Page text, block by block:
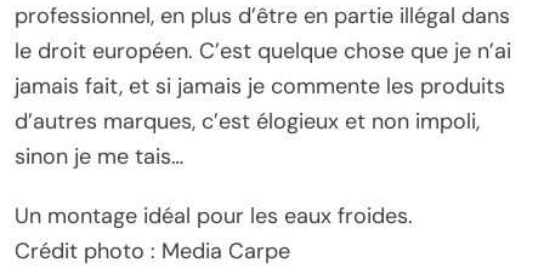
professionnel, en plus d’être en partie illégal dans
le droit européen. C’est quelque chose que je n’ai
jamais fait, et si jamais je commente les produits
d’autres marques, c’est élogieux et non impoli,
sinon je me tais…
Un montage idéal pour les eaux froides.
Crédit photo : Media Carpe